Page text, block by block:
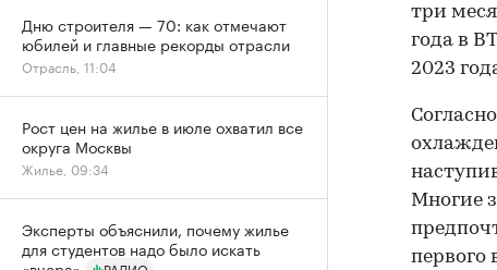
три
года в
2023
Многие
первого
Дню строителя — 70: как отмечают
юбилей и главные рекорды отрасли
Отрасль, 11:04
Рост цен на жилье в июле охватил все
округа Москвы
Жилье, 09:34
Эксперты объяснили, почему жилье
для студентов надо было искать